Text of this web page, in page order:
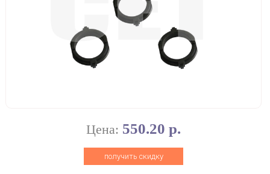
Цена: 550.20 р.
получить скидку